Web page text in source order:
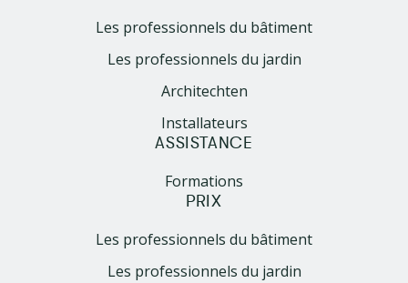
Les professionnels du bâtiment
Les professionnels du jardin
Architechten
Installateurs
ASSISTANCE
Formations
PRIX
Les professionnels du bâtiment
Les professionnels du jardin